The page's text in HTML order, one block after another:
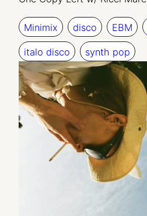
Minimix disco EBM
italo disco synth pop